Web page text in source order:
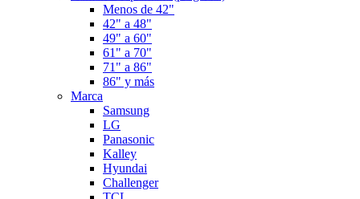
Menos de 42"
42" a 48"
49" a 60"
61" a 70"
71" a 86"
86" y más
Marca
Samsung
LG
Panasonic
Kalley
Hyundai
Challenger